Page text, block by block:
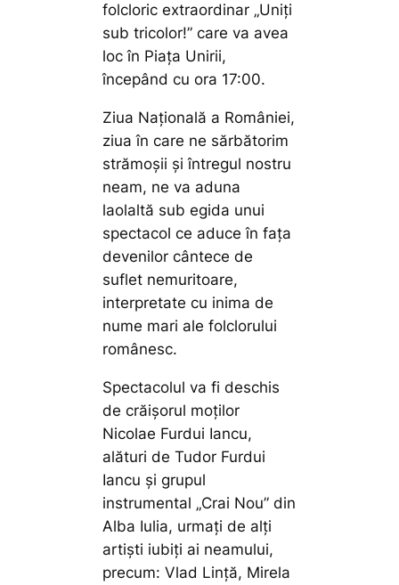
folcloric extraordinar „Uniți
sub tricolor!” care va avea
loc în Piața Unirii,
începând cu ora 17:00.
Ziua Națională a României,
ziua în care ne sărbătorim
strămoșii și întregul nostru
neam, ne va aduna
laolaltă sub egida unui
spectacol ce aduce în fața
devenilor cântece de
suflet nemuritoare,
interpretate cu inima de
nume mari ale folclorului
românesc.
Spectacolul va fi deschis
de crăișorul moților
Nicolae Furdui Iancu,
alături de Tudor Furdui
Iancu și grupul
instrumental „Crai Nou” din
Alba Iulia, urmați de alți
artiști iubiți ai neamului,
precum: Vlad Lință, Mirela